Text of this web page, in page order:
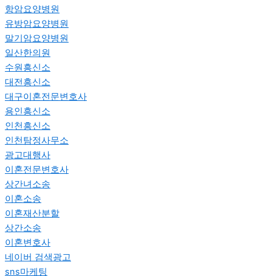
항암요양병원
유방암요양병원
말기암요양병원
일산한의원
수원흥신소
대전흥신소
대구이혼전문변호사
용인흥신소
인천흥신소
인천탐정사무소
광고대행사
이혼전문변호사
상간녀소송
이혼소송
이혼재산분할
상간소송
이혼변호사
네이버 검색광고
sns마케팅